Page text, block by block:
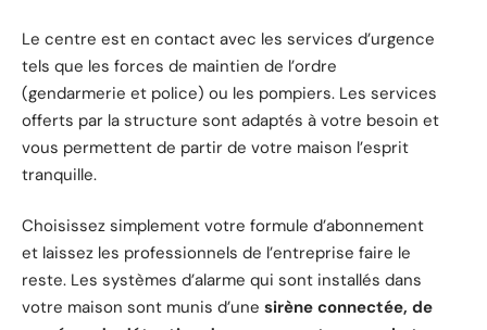
Le centre est en contact avec les services d’urgence
tels que les forces de maintien de l’ordre
(gendarmerie et police) ou les pompiers. Les services
offerts par la structure sont adaptés à votre besoin et
vous permettent de partir de votre maison l’esprit
tranquille.
Choisissez simplement votre formule d’abonnement
et laissez les professionnels de l’entreprise faire le
reste. Les systèmes d’alarme qui sont installés dans
votre maison sont munis d’une sirène connectée, de